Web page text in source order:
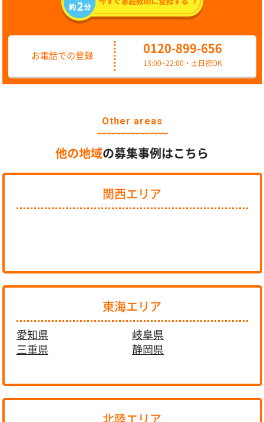
お電話での登録
0120-899-656
13:00~22:00・土日祝OK
Other areas
他の地域の募集事例はこちら
関西エリア
東海エリア
愛知県
岐阜県
三重県
静岡県
北陸エリア